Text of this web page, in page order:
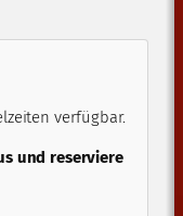
verfügbar.
und reserviere